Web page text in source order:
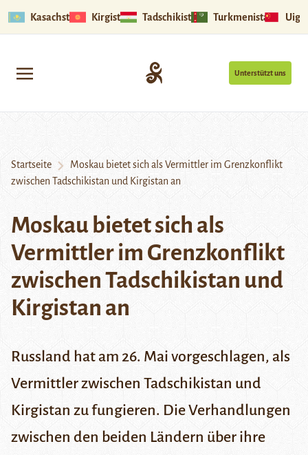
Kasachstan Kirgistan Tadschikistan Turkmenistan
Unterstützt uns
Startseite
Moskau bietet sich als Vermittler im Grenzkonflikt
zwischen Tadschikistan und Kirgistan an
Moskau bietet sich als
Vermittler im Grenzkonflikt
zwischen Tadschikistan und
Kirgistan an
Russland hat am 26. Mai vorgeschlagen, als
Vermittler zwischen Tadschikistan und
Kirgistan zu fungieren. Die Verhandlungen
zwischen den beiden Ländern über ihre